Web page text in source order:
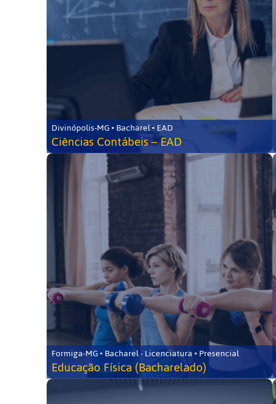
Divinópolis-MG • Bacharel • EAD
Ciências Contábeis – EAD
Formiga-MG • Bacharel - Licenciatura • Presencial
Educação Física (Bacharelado)